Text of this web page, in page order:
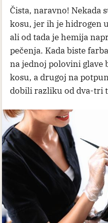
Čista, naravno! Nekada
kosu, jer ih je hidrogen
ali od tada je hemija
pečenja. Kada biste
na jednoj polovini glave
kosu, a drugoj na
dobili razliku od dva-tri